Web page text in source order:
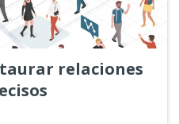
relaciones